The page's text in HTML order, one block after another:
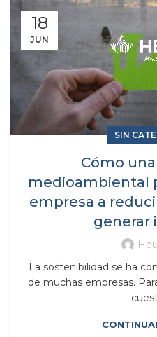
18
JUN
SIN
Cómo
medioambiental
empresa a
generar
La sostenibilidad se ha
de muchas empresas.